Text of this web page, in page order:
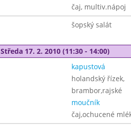
čaj, multiv.nápoj
šopský salát
Středa 17. 2. 2010 (11:30 - 14:00)
kapustová
holandský řízek,
brambor,rajské
moučník
čaj,ochucené